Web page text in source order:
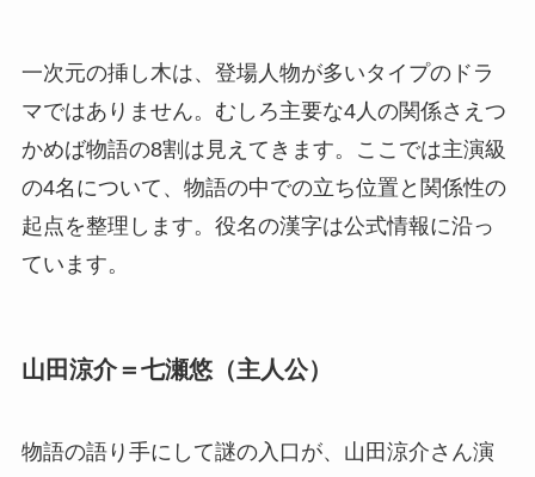
一次元の挿し木は、登場人物が多いタイプのドラ
マではありません。むしろ主要な4人の関係さえつ
かめば物語の8割は見えてきます。ここでは主演級
の4名について、物語の中での立ち位置と関係性の
起点を整理します。役名の漢字は公式情報に沿っ
ています。
山田涼介＝七瀬悠（主人公）
物語の語り手にして謎の入口が、山田涼介さん演